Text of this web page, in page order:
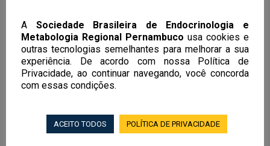
Notícias Recentes
EndoRecife 2026 terá mais de 100
aulas, workshop em obesidade e curso
e transgeneridade
02/06/2026
A Sociedade Brasileira de Endocrinologia e
Metabologia Regional Pernambuco usa cookies e
outras tecnologias semelhantes para melhorar a sua
experiência. De acordo com nossa Política de
Privacidade, ao continuar navegando, você concorda
com essas condições.
ACEITO TODOS POLÍTICA DE PRIVACIDADE